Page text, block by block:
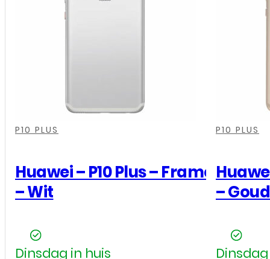
P10 PLUS
Huawei – P10 Plus – Frame
– Wit
Dinsdag in huis
P10 PLUS
– Goud